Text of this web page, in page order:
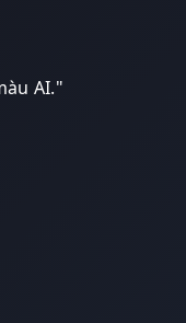
AI."